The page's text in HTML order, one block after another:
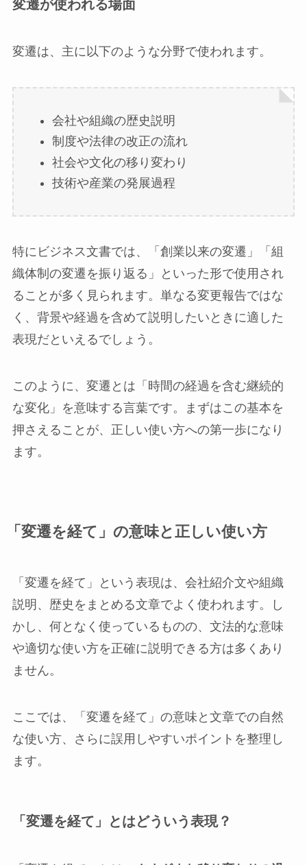
変遷が使われる場面
変遷は、主に以下のような分野で使われます。
会社や組織の歴史説明
制度や法律の改正の流れ
社会や文化の移り変わり
技術や産業の発展過程
特にビジネス文書では、「創業以来の変遷」「組
織体制の変遷を振り返る」といった形で使用され
ることが多く見られます。単なる変更報告ではな
く、背景や経過を含めて説明したいときに適した
表現だといえるでしょう。
このように、変遷とは「時間の経過を含む継続的
な変化」を意味する言葉です。まずはこの基本を
押さえることが、正しい使い方への第一歩になり
ます。
「変遷を経て」の意味と正しい使い方
「変遷を経て」という表現は、会社紹介文や組織
説明、歴史をまとめる文章でよく使われます。し
かし、何となく使っているものの、文法的な意味
や適切な使い方を正確に説明できる方は多くあり
ません。
ここでは、「変遷を経て」の意味と文章での自然
な使い方、さらに誤用しやすいポイントを整理し
ます。
「変遷を経て」とはどういう表現？